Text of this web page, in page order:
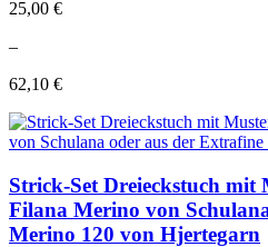
25,00 €
–
62,10 €
Strick-Set Dreieckstuch mit
Filana Merino von
Merino 120 von Hjertegarn